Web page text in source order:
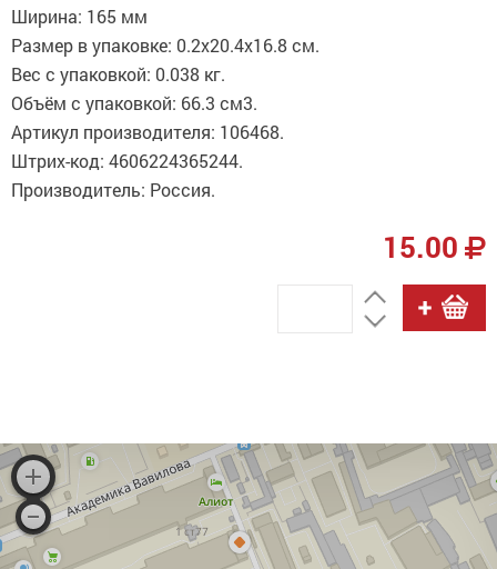
Ширина: 165 мм
Размер в упаковке: 0.2x20.4x16.8 см.
Вес с упаковкой: 0.038 кг.
Объём с упаковкой: 66.3 см3.
Артикул производителя: 106468.
Штрих-код: 4606224365244.
Производитель: Россия.
15.00